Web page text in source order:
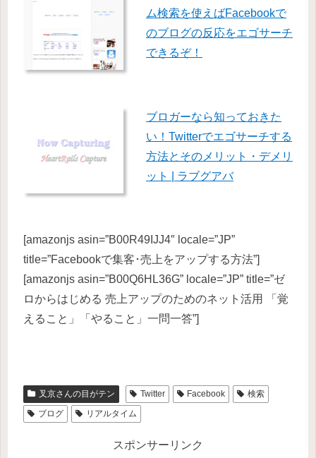
ム検索を使えばFacebookで
のブログの反応をエゴサーチ
できるぞ！
ブロガーなら知っておきた
い！Twitterでエゴサーチする
方法とそのメリット・デメリ
ット | ラブグアバ
[amazonjs asin=”B00R49IJJ4″ locale=”JP”
title=”Facebookで集客･売上をアップする方法”]
[amazonjs asin=”B00Q6HL36G” locale=”JP” title=”ゼ
ロからはじめる 売上アップのためのネット活用 「覚
えること」「やること」一問一答”]
叉京さんの目がテン Twitter Facebook
検索
ブログ
リアルタイム
スポンサーリンク